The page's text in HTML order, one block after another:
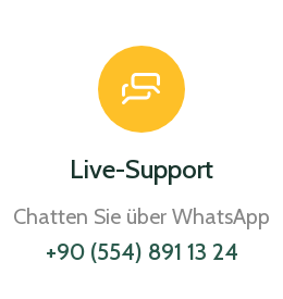
Live-Support
Chatten Sie über WhatsApp
+90 (554) 891 13 24